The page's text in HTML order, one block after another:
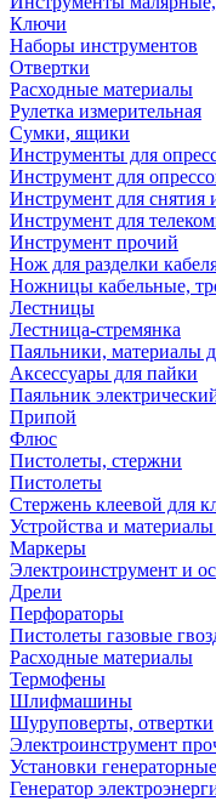
Ключи
Наборы инструментов
Отвертки
Расходные материалы
Рулетка измерительная
Сумки, ящики
Инструменты для
Инструмент для
Инструмент для снятия
Инструмент для
Инструмент прочий
Нож для разделки
Ножницы кабельные,
Лестницы
Лестница-стремянка
Паяльники, материалы
Аксессуары для пайки
Паяльник
Припой
Флюс
Пистолеты, стержни
Пистолеты
Стержень клеевой для
Устройства и
Маркеры
Электроинструмент и
Дрели
Перфораторы
Пистолеты газовые
Расходные материалы
Термофены
Шлифмашины
Шуруповерты, отвертки
Электроинструмент
Установки
Генератор